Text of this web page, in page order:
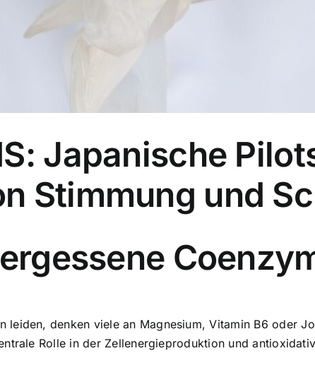
Japanische
Stimmung und
leiden, denken viele an Magnesium, Vitamin B6 oder
Rolle in der Zellenergieproduktion und